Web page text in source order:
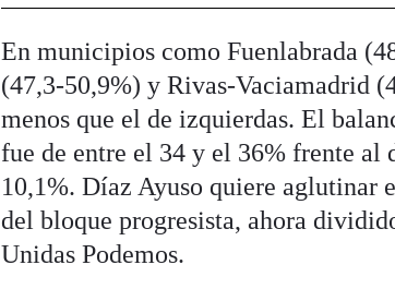
En municipios como Fuenlabrada
(47,3-50,9%) y Rivas-Vaciamadrid
menos que el de izquierdas. El
fue de entre el 34 y el 36% frente al
10,1%. Díaz Ayuso quiere aglutinar
del bloque progresista, ahora
Unidas Podemos.